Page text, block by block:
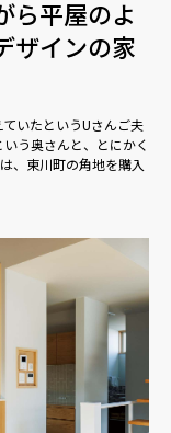
ら平屋のよ
ザインの家
いたというUさんご夫
う奥さんと、とにかく
、東川町の角地を購入